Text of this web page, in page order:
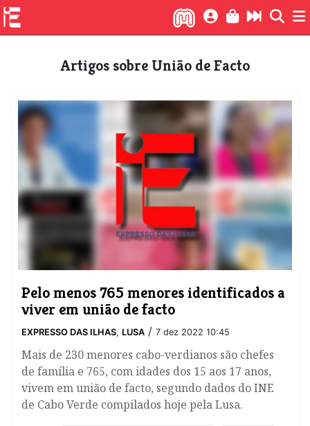
Artigos sobre União de Facto
Pelo menos 765 menores identificados a
viver em união de facto
EXPRESSO DAS ILHAS, LUSA / 7 dez 2022 10:45
​Mais de 230 menores cabo-verdianos são chefes
de família e 765, com idades dos 15 aos 17 anos,
vivem em união de facto, segundo dados do INE
de Cabo Verde compilados hoje pela Lusa.